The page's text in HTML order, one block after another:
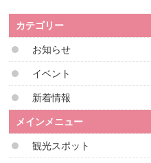
カテゴリー
お知らせ
イベント
新着情報
メインメニュー
観光スポット